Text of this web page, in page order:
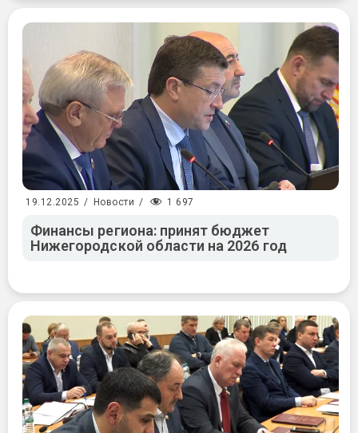
19.12.2025 / Новости / 1 697
Финансы региона: принят бюджет
Нижегородской области на 2026 год